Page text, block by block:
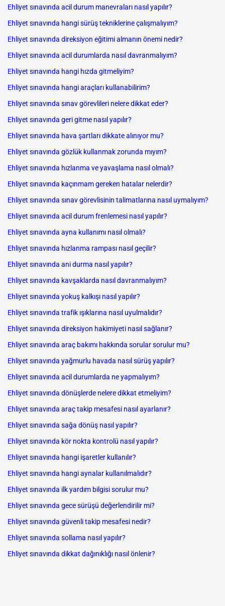
Ehliyet sınavında acil durum manevraları nasıl yapılır?
Ehliyet sınavında hangi sürüş tekniklerine çalışmalıyım?
Ehliyet sınavında direksiyon eğitimi almanın önemi nedir?
Ehliyet sınavında acil durumlarda nasıl davranmalıyım?
Ehliyet sınavında hangi hızda gitmeliyim?
Ehliyet sınavında hangi araçları kullanabilirim?
Ehliyet sınavında sınav görevlileri nelere dikkat eder?
Ehliyet sınavında geri gitme nasıl yapılır?
Ehliyet sınavında hava şartları dikkate alınıyor mu?
Ehliyet sınavında gözlük kullanmak zorunda mıyım?
Ehliyet sınavında hızlanma ve yavaşlama nasıl olmalı?
Ehliyet sınavında kaçınmam gereken hatalar nelerdir?
Ehliyet sınavında sınav görevlisinin talimatlarına nasıl uymalıyım?
Ehliyet sınavında acil durum frenlemesi nasıl yapılır?
Ehliyet sınavında ayna kullanımı nasıl olmalı?
Ehliyet sınavında hızlanma rampası nasıl geçilir?
Ehliyet sınavında ani durma nasıl yapılır?
Ehliyet sınavında kavşaklarda nasıl davranmalıyım?
Ehliyet sınavında yokuş kalkışı nasıl yapılır?
Ehliyet sınavında trafik ışıklarına nasıl uyulmalıdır?
Ehliyet sınavında direksiyon hakimiyeti nasıl sağlanır?
Ehliyet sınavında araç bakımı hakkında sorular sorulur mu?
Ehliyet sınavında yağmurlu havada nasıl sürüş yapılır?
Ehliyet sınavında acil durumlarda ne yapmalıyım?
Ehliyet sınavında dönüşlerde nelere dikkat etmeliyim?
Ehliyet sınavında araç takip mesafesi nasıl ayarlanır?
Ehliyet sınavında sağa dönüş nasıl yapılır?
Ehliyet sınavında kör nokta kontrolü nasıl yapılır?
Ehliyet sınavında hangi işaretler kullanılır?
Ehliyet sınavında hangi aynalar kullanılmalıdır?
Ehliyet sınavında ilk yardım bilgisi sorulur mu?
Ehliyet sınavında gece sürüşü değerlendirilir mi?
Ehliyet sınavında güvenli takip mesafesi nedir?
Ehliyet sınavında sollama nasıl yapılır?
Ehliyet sınavında dikkat dağınıklığı nasıl önlenir?